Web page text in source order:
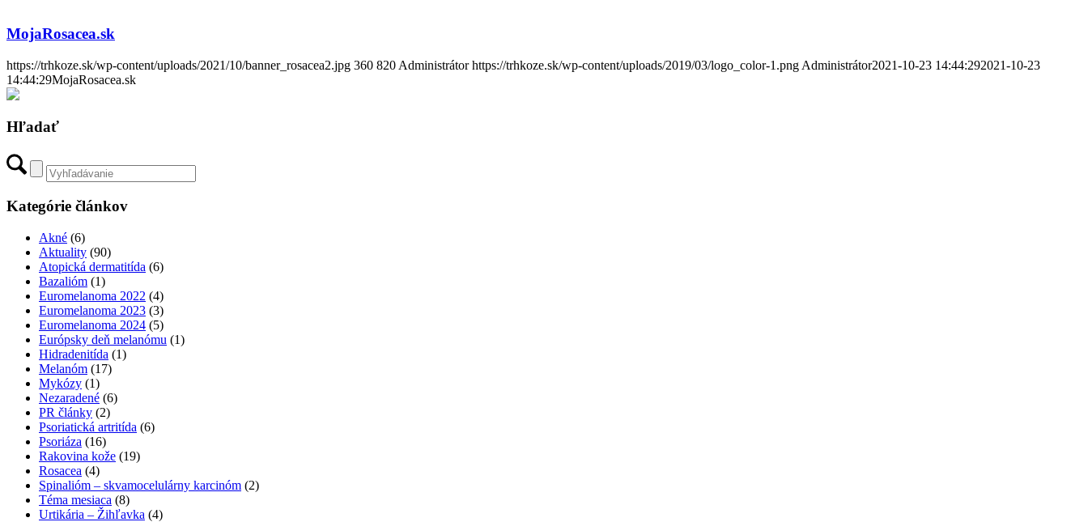
MojaRosacea.sk
https://trhkoze.sk/wp-content/uploads/2021/10/banner_rosacea2.jpg 360 820 Administrátor https://trhkoze.sk/wp-content/uploads/2019/03/logo_color-1.png Administrátor2021-10-23 14:44:292021-10-23
14:44:29MojaRosacea.sk
Hľadať
Kategórie článkov
Akné (6)
Aktuality (90)
Atopická dermatitída (6)
Bazalióm (1)
Euromelanoma 2022 (4)
Euromelanoma 2023 (3)
Euromelanoma 2024 (5)
Európsky deň melanómu (1)
Hidradenitída (1)
Melanóm (17)
Mykózy (1)
Nezaradené (6)
PR články (2)
Psoriatická artritída (6)
Psoriáza (16)
Rakovina kože (19)
Rosacea (4)
Spinalióm – skvamocelulárny karcinóm (2)
Téma mesiaca (8)
Urtikária – Žihľavka (4)